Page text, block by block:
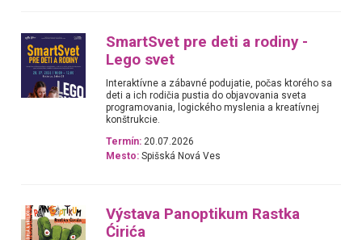
SmartSvet pre deti a rodiny -
Lego svet
Interaktívne a zábavné podujatie, počas ktorého sa
deti a ich rodičia pustia do objavovania sveta
programovania, logického myslenia a kreatívnej
konštrukcie.
Termín: 20.07.2026
Mesto: Spišská Nová Ves
Výstava Panoptikum Rastka
Ćirića